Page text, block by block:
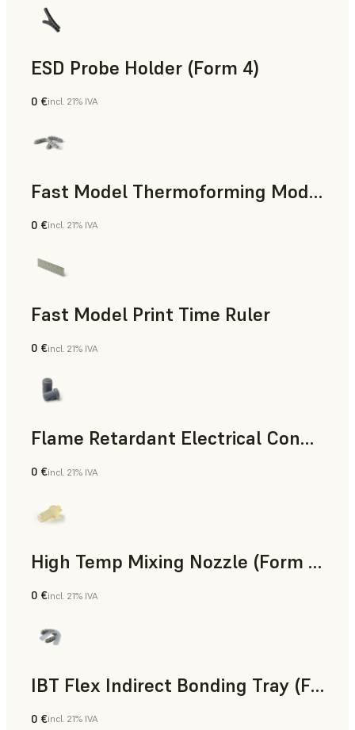
ESD Probe Holder (Form 4)
Ingeniería
0 €incl. 21% IVA
Fast Model Thermoforming Model
Odontología
0 €incl. 21% IVA
Fast Model Print Time Ruler
Estándar
0 €incl. 21% IVA
Flame Retardant Electrical Connector (Form 4)
Ingeniería
0 €incl. 21% IVA
High Temp Mixing Nozzle (Form 4)
Ingeniería
0 €incl. 21% IVA
IBT Flex Indirect Bonding Tray (Form 4)
Odontología
0 €incl. 21% IVA